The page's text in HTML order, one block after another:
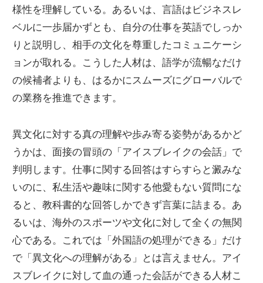
様性を理解している。あるいは、言語はビジネスレ
ベルに一歩届かずとも、自分の仕事を英語でしっか
りと説明し、相手の文化を尊重したコミュニケーシ
ョンが取れる。こうした人材は、語学が流暢なだけ
の候補者よりも、はるかにスムーズにグローバルで
の業務を推進できます。
異文化に対する真の理解や歩み寄る姿勢があるかど
うかは、面接の冒頭の「アイスブレイクの会話」で
判明します。仕事に関する回答はすらすらと澱みな
いのに、私生活や趣味に関する他愛もない質問にな
ると、教科書的な回答しかできず言葉に詰まる。あ
るいは、海外のスポーツや文化に対して全くの無関
心である。これでは「外国語の処理ができる」だけ
で「異文化への理解がある」とは言えません。アイ
スブレイクに対して血の通った会話ができる人材こ